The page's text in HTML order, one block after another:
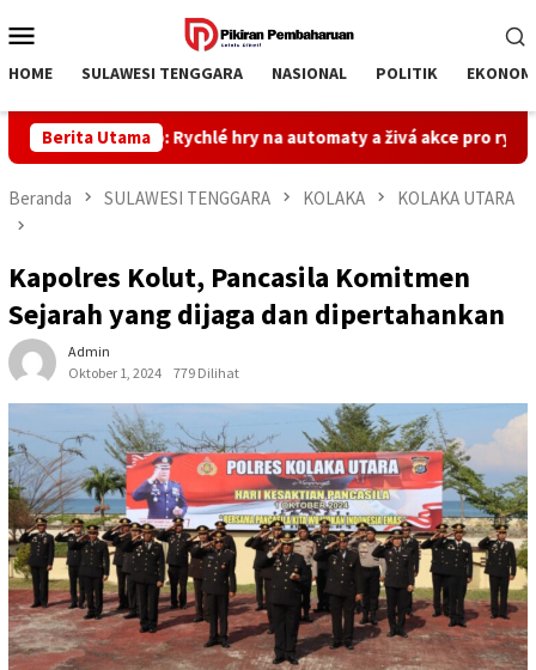
ke
Mobile
HOME SULAWESI TENGGARA NASIONAL POLITIK
Berita Utama
Casino: Rychlé hry na automaty a živá akce pro rychlé výhry
Beranda SULAWESI TENGGARA KOLAKA KOLAKA UTARA
Kapolres Kolut, Pancasila Komitmen
Sejarah yang dijaga dan dipertahankan
Admin
Oktober 1, 2024
779 Dilihat